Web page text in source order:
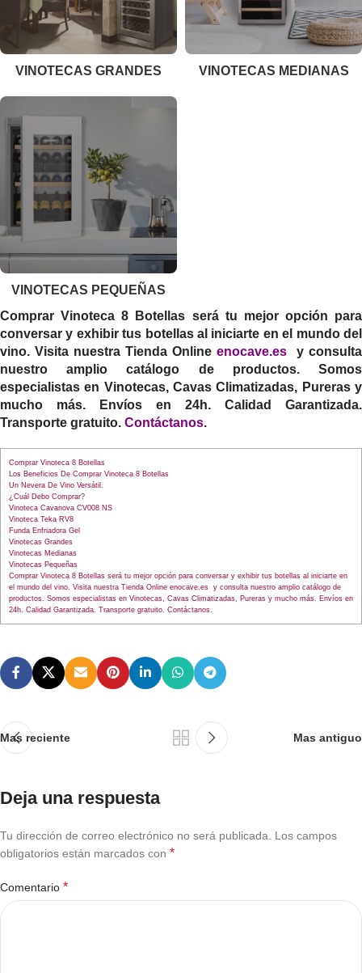
VINOTECAS GRANDES VINOTECAS MEDIANAS
VINOTECAS PEQUEÑAS
Comprar Vinoteca 8 Botellas será tu mejor opción para
conversar y exhibir tus botellas al iniciarte en el mundo del
vino. Visita nuestra Tienda Online enocave.es y consulta
nuestro amplio catálogo de productos. Somos
especialistas en Vinotecas, Cavas Climatizadas, Pureras y
mucho más. Envíos en 24h. Calidad Garantizada.
Transporte gratuito. Contáctanos.
Comprar Vinoteca 8 Botellas
Los Beneficios De Comprar Vinoteca 8 Botellas
Un Nevera De Vino Versátil.
¿Cuál Debo Comprar?
Vinoteca Cavanova CV008 NS
Vinoteca Teka RV8
Funda Enfriadora Gel
Vinotecas Grandes
Vinotecas Medianas
Vinotecas Pequeñas
Comprar Vinoteca 8 Botellas será tu mejor opción para conversar y exhibir tus botellas al iniciarte en
el mundo del vino. Visita nuestra Tienda Online enocave.es y consulta nuestro amplio catálogo de
productos. Somos especialistas en Vinotecas, Cavas Climatizadas, Pureras y mucho más. Envíos en
24h. Calidad Garantizada. Transporte gratuito. Contáctanos.
Mas reciente Mas antiguo
Deja una respuesta
Tu dirección de correo electrónico no será publicada.
Los campos
obligatorios están marcados con *
Comentario *